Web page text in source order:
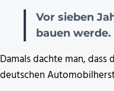
Vor sieben
bauen werde.
Damals dachte man,
deutschen